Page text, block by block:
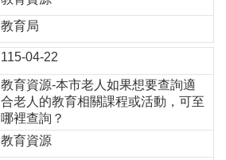
教育局
115-04-22
教育資源-本市老人如果想要查詢適
合老人的教育相關課程或活動，可至
哪裡查詢？
教育資源